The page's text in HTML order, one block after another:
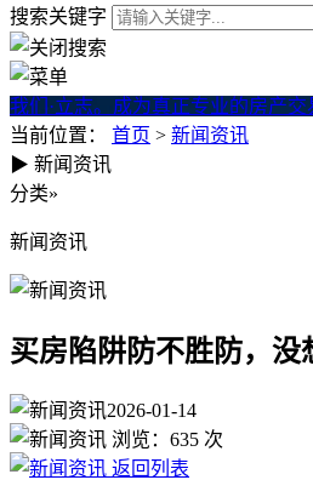
搜索关键字
我们·立志。成为真正专业的房产交
当前位置： 首页 > 新闻资讯
买房陷阱防不胜
▶ 新闻资讯
分类»
新闻资讯
买房陷阱防不胜防，
2026-01-14
浏览： 635 次
返回列表